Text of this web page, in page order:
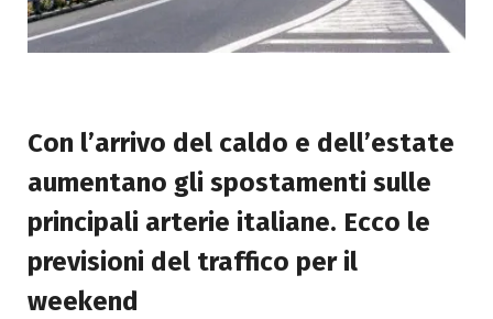
Con l’arrivo del caldo e dell’estate
aumentano gli spostamenti sulle
principali arterie italiane. Ecco le
previsioni del traffico per il
weekend